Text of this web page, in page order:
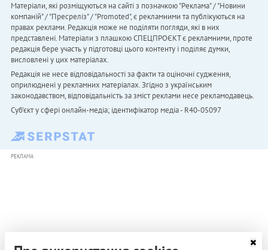
Матеріали, які розміщуються на сайті з позначкою "Реклама" / "Новини
компаній" / "Пресреліз" / "Promoted", є рекламними та публікуються на
правах реклами. Редакція може не поділяти погляди, які в них
представлені. Матеріали з плашкою СПЕЦПРОЄКТ є рекламними, проте
редакція бере участь у підготовці цього контенту і поділяє думки,
висловлені у цих матеріалах.
Редакція не несе відповідальності за факти та оціночні судження,
оприлюднені у рекламних матеріалах. Згідно з українським
законодавством, відповідальність за зміст реклами несе рекламодавець.
Cуб'єкт у сфері онлайн-медіа; ідентифікатор медіа - R40-05097
РЕКЛАМА